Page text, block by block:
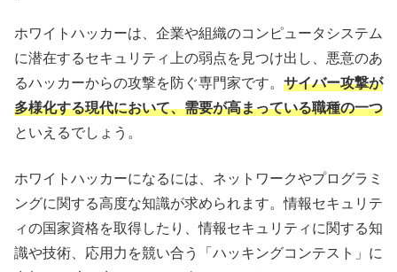
ホワイトハッカーは、企業や組織のコンピュータシステム
に潜在するセキュリティ上の弱点を見つけ出し、悪意のあ
るハッカーからの攻撃を防ぐ専門家です。 サイバー攻撃が
多様化する現代において、需要が高まっている職種の一つ
といえるでしょう。
ホワイトハッカーになるには、ネットワークやプログラミ
ングに関する高度な知識が求められます。情報セキュリテ
ィの国家資格を取得したり、情報セキュリティに関する知
識や技術、応用力を競い合う「ハッキングコンテスト」に